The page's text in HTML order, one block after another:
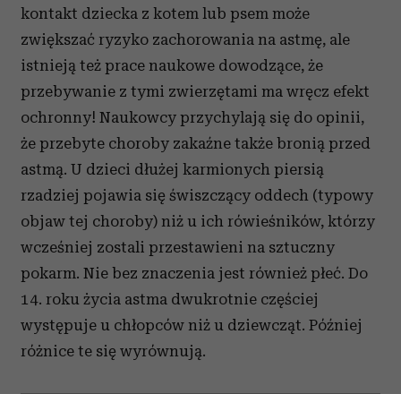
kontakt dziecka z kotem lub psem może
zwiększać ryzyko zachorowania na astmę, ale
istnieją też prace naukowe dowodzące, że
przebywanie z tymi zwierzętami ma wręcz efekt
ochronny! Naukowcy przychylają się do opinii,
że przebyte choroby zakaźne także bronią przed
astmą. U dzieci dłużej karmionych piersią
rzadziej pojawia się świszczący oddech (typowy
objaw tej choroby) niż u ich rówieśników, którzy
wcześniej zostali przestawieni na sztuczny
pokarm. Nie bez znaczenia jest również płeć. Do
14. roku życia astma dwukrotnie częściej
występuje u chłopców niż u dziewcząt. Później
różnice te się wyrównują.